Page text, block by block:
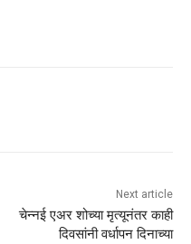
Next article
चेन्नई एअर शोच्या मृत्यूनंतर काही
दिवसांनी वर्धापन दिनाच्या